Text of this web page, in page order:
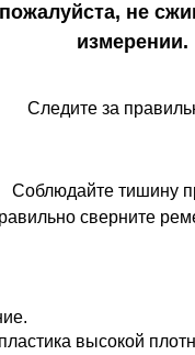
не
измерении.
Следите за
Соблюдайте тишину
сверните
высокой